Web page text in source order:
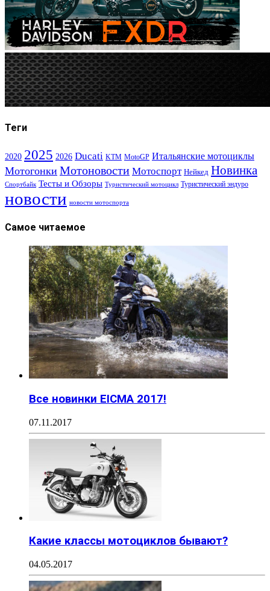
Теги
2020 2025 2026 Ducati KTM MotoGP Итальянские мотоциклы
Мотогонки Мотоновости Мотоспорт Нейкед Новинка
Спортбайк Тесты и Обзоры Туристический мотоцикл Туристический эндуро
новости новости мотоспорта
Самое читаемое
Все новинки EICMA 2017!
07.11.2017
Какие классы мотоциклов бывают?
04.05.2017